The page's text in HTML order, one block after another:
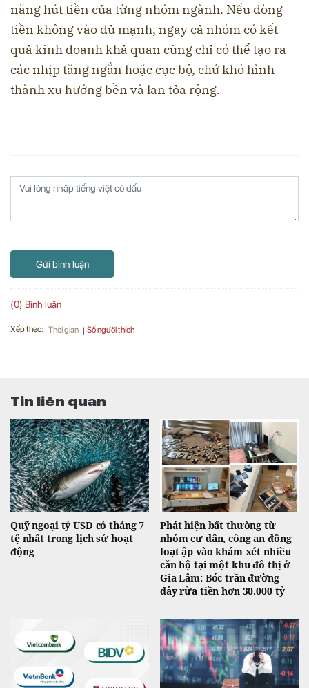
năng hút tiền của từng nhóm ngành. Nếu dòng
tiền không vào đủ mạnh, ngay cả nhóm có kết
quả kinh doanh khả quan cũng chỉ có thể tạo ra
các nhịp tăng ngắn hoặc cục bộ, chứ khó hình
thành xu hướng bền và lan tỏa rộng.
Gửi bình luận
(0) Bình luận
Xếp theo: Thời gian Số người thích
Tin liên quan
Quỹ ngoại tỷ USD có tháng 7
tệ nhất trong lịch sử hoạt
động
Phát hiện bất thường từ
nhóm cư dân, công an đồng
loạt ập vào khám xét nhiều
căn hộ tại một khu đô thị ở
Gia Lâm: Bóc trần đường
dây rửa tiền hơn 30.000 tỷ